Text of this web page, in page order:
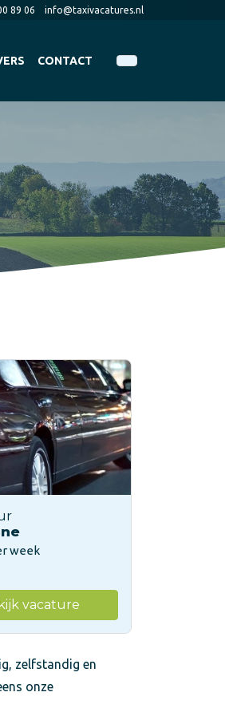
89 06 info@taxivacatures.nl
CONTACT
week
vacature
zelfstandig en
onze